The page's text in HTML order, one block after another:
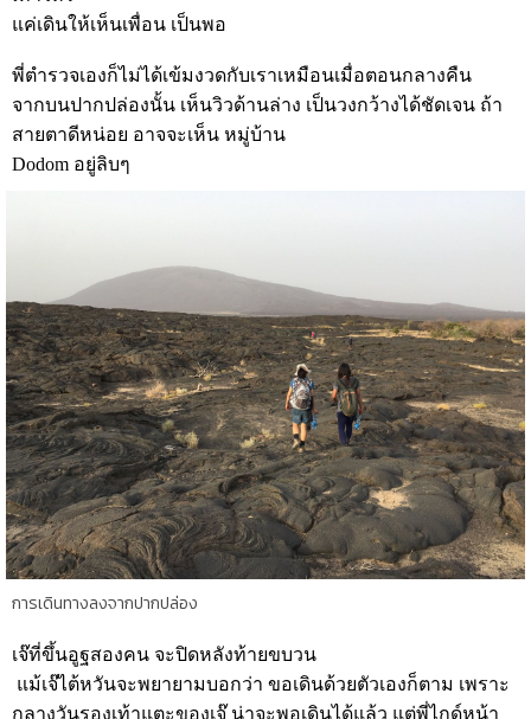
แค่เดินให้เห็นเพื่อน เป็นพอ
พี่ตำรวจเองก็ไม่ได้เข้มงวดกับเราเหมือนเมื่อตอนกลางคืน
จากบนปากปล่องนั้น เห็นวิวด้านล่าง เป็นวงกว้างได้ชัดเจน ถ้า
สายตาดีหน่อย อาจจะเห็น หมู่บ้าน
Dodom อยู่ลิบๆ
การเดินทางลงจากปากปล่อง
เจ๊ที่ขึ้นอูฐสองคน จะปิดหลังท้ายขบวน
แม้เจ๊ไต้หวันจะพยายามบอกว่า ขอเดินด้วยตัวเองก็ตาม เพราะ
กลางวันรองเท้าแตะของเจ๊ น่าจะพอเดินได้แล้ว แต่พี่ไกด์หน้า